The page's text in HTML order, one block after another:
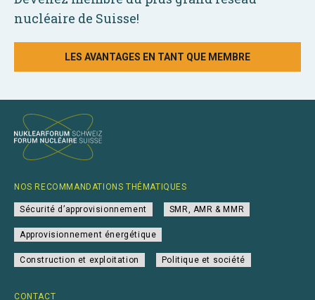
nucléaire de Suisse!
LES AVANTAGES EN TANT QUE MEMBRE
CONTACT
NOS RECOMMANDATIONS THÉMATIQUES
Sécurité d’approvisionnement SMR, AMR & MMR
Approvisionnement énergétique
Construction et exploitation Politique et société